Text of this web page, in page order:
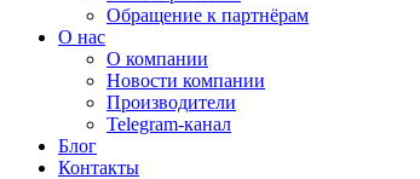
Обращение к партнёрам
О нас
О компании
Новости компании
Производители
Telegram-канал
Блог
Контакты